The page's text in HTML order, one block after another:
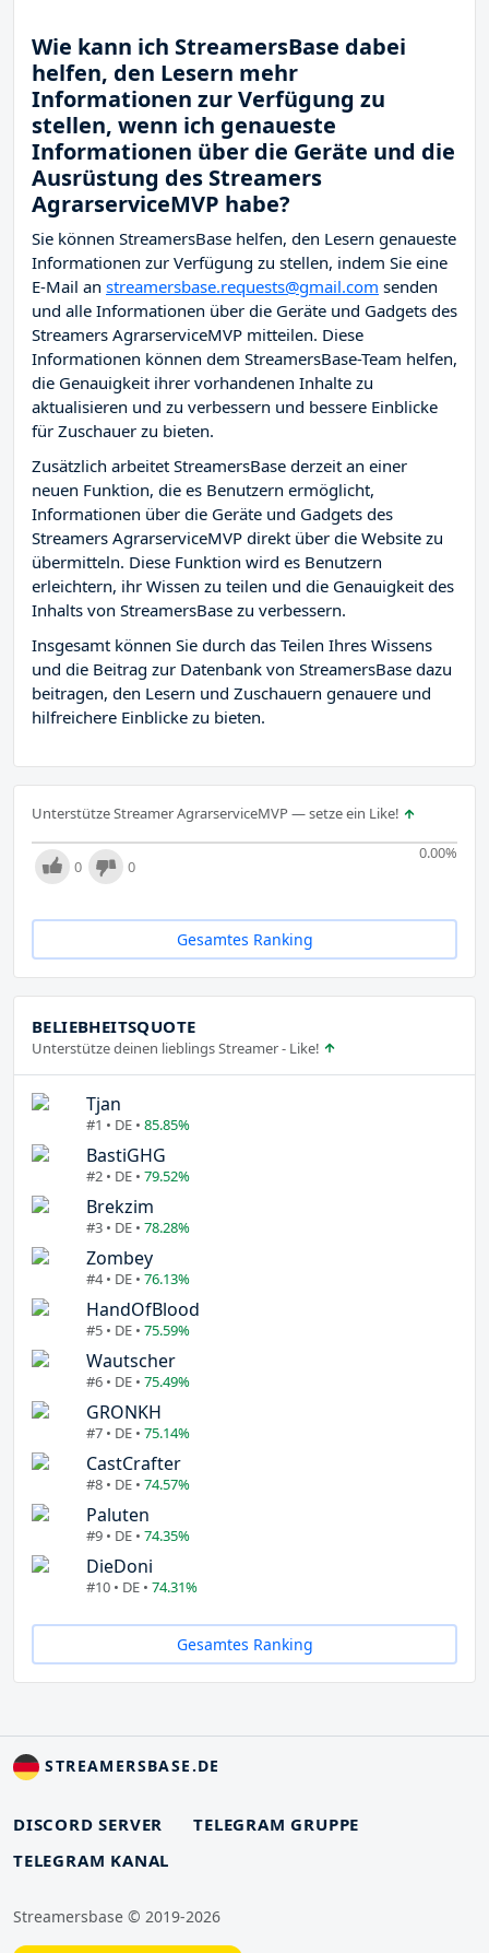
Wie kann ich StreamersBase dabei
helfen, den Lesern mehr
Informationen zur Verfügung zu
stellen, wenn ich genaueste
Informationen über die Geräte und die
Ausrüstung des Streamers
AgrarserviceMVP habe?
Sie können StreamersBase helfen, den Lesern genaueste
Informationen zur Verfügung zu stellen, indem Sie eine
E-Mail an streamersbase.requests@gmail.com senden
und alle Informationen über die Geräte und Gadgets des
Streamers AgrarserviceMVP mitteilen. Diese
Informationen können dem StreamersBase-Team helfen,
die Genauigkeit ihrer vorhandenen Inhalte zu
aktualisieren und zu verbessern und bessere Einblicke
für Zuschauer zu bieten.
Zusätzlich arbeitet StreamersBase derzeit an einer
neuen Funktion, die es Benutzern ermöglicht,
Informationen über die Geräte und Gadgets des
Streamers AgrarserviceMVP direkt über die Website zu
übermitteln. Diese Funktion wird es Benutzern
erleichtern, ihr Wissen zu teilen und die Genauigkeit des
Inhalts von StreamersBase zu verbessern.
Insgesamt können Sie durch das Teilen Ihres Wissens
und die Beitrag zur Datenbank von StreamersBase dazu
beitragen, den Lesern und Zuschauern genauere und
hilfreichere Einblicke zu bieten.
Unterstütze Streamer AgrarserviceMVP — setze ein Like!
0.00%
0 0
Gesamtes Ranking
BELIEBHEITSQUOTE
Unterstütze deinen lieblings Streamer - Like!
Tjan
#1 • DE • 85.85%
BastiGHG
#2 • DE • 79.52%
Brekzim
#3 • DE • 78.28%
Zombey
#4 • DE • 76.13%
HandOfBlood
#5 • DE • 75.59%
Wautscher
#6 • DE • 75.49%
GRONKH
#7 • DE • 75.14%
CastCrafter
#8 • DE • 74.57%
Paluten
#9 • DE • 74.35%
DieDoni
#10 • DE • 74.31%
Gesamtes Ranking
STREAMERSBASE.DE
DISCORD SERVER
TELEGRAM GRUPPE
TELEGRAM KANAL
Streamersbase © 2019-2026